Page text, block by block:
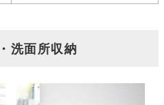
洗面所収納